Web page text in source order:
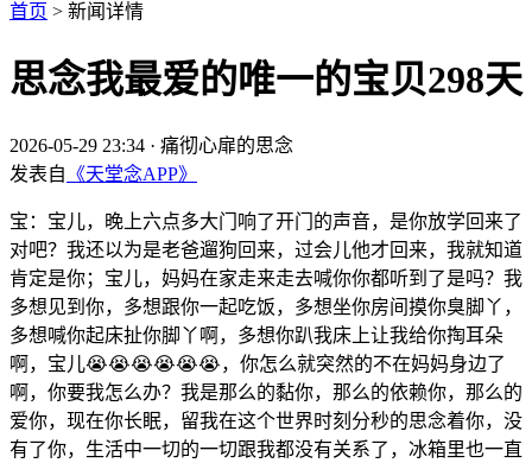
首页 > 新闻详情
思念我最爱的唯一的宝贝298天
2026-05-29 23:34 · 痛彻心扉的思念
发表自 《天堂念APP》
宝：宝儿，晚上六点多大门响了开门的声音，是你放学回来了
对吧？我还以为是老爸遛狗回来，过会儿他才回来，我就知道
肯定是你；宝儿，妈妈在家走来走去喊你你都听到了是吗？我
多想见到你，多想跟你一起吃饭，多想坐你房间摸你臭脚丫，
多想喊你起床扯你脚丫啊，多想你趴我床上让我给你掏耳朵
啊，宝儿😭😭😭😭😭😭，你怎么就突然的不在妈妈身边了
啊，你要我怎么办？我是那么的黏你，那么的依赖你，那么的
爱你，现在你长眠，留我在这个世界时刻分秒的思念着你，没
有了你，生活中一切的一切跟我都没有关系了，冰箱里也一直